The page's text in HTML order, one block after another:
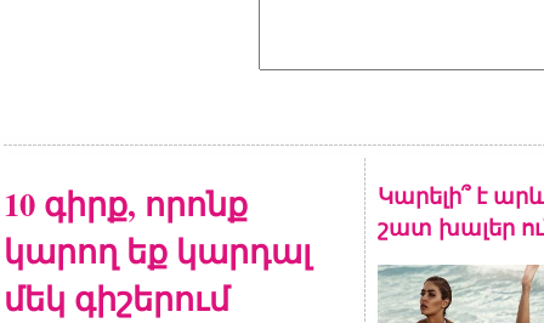
10 գիրք, որոնք
կարող եք կարդալ
մեկ գիշերում
Կարելի՞ է
շատ խալեր